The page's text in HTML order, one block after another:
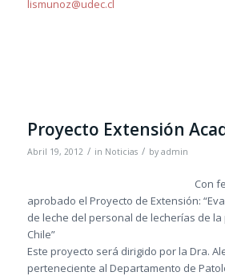
lismunoz@udec.cl
Proyecto Extensión
Abril 19, 2012 / in Noticias / by admin
Con
aprobado el Proyecto de Extensión:
de leche del personal de lecherías de
Chile”
Este proyecto será dirigido por la Dra.
perteneciente al Departamento de